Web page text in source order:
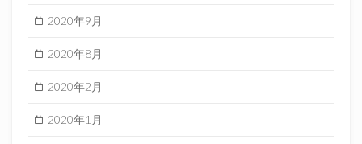
2020年9月
2020年8月
2020年2月
2020年1月